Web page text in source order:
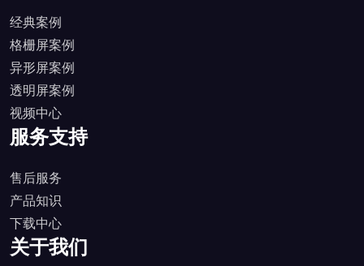
经典案例
格栅屏案例
异形屏案例
透明屏案例
视频中心
服务支持
售后服务
产品知识
下载中心
关于我们